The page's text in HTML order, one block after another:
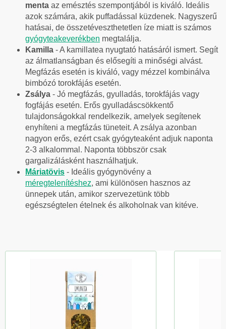
menta az emésztés szempontjából is kiváló. Ideális
azok számára, akik puffadással küzdenek. Nagyszerű
hatásai, de összetéveszthetetlen íze miatt is számos
gyógyteakeverékben megtalálja.
Kamilla - A kamillatea nyugtató hatásáról ismert. Segít
az álmatlanságban és elősegíti a minőségi alvást.
Megfázás esetén is kiváló, vagy mézzel kombinálva
bimbózó torokfájás esetén.
Zsálya - Jó megfázás, gyulladás, torokfájás vagy
fogfájás esetén. Erős gyulladáscsökkentő
tulajdonságokkal rendelkezik, amelyek segítenek
enyhíteni a megfázás tüneteit. A zsálya azonban
nagyon erős, ezért csak gyógyteaként adjuk naponta
2-3 alkalommal. Naponta többször csak
gargalizálásként használhatjuk.
Máriatövis - Ideális gyógynövény a
méregtelenítéshez, ami különösen hasznos az
ünnepek után, amikor szervezetünk több
egészségtelen ételnek és alkoholnak van kitéve.